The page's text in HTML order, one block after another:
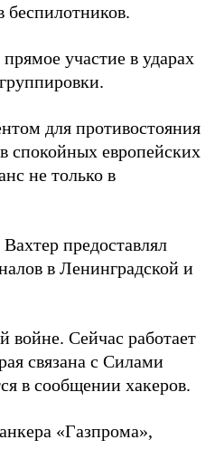
беспилотников.
участие в ударах
для противостояния
спокойных европейских
не только в
предоставлял
в Ленинградской и
войне. Сейчас работает
связана с Силами
в сообщении хакеров.
«Газпрома»,